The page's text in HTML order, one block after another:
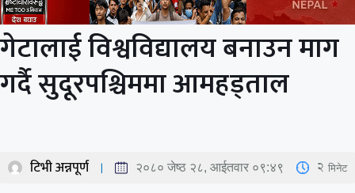
गेटालाई विश्वविद्यालय बनाउन माग
गर्दै सुदूरपश्चिममा आमहड्ताल
टिभी अन्नपूर्ण २०८० जेष्ठ २८, आईतवार ०९:४९ 2 मिनेट